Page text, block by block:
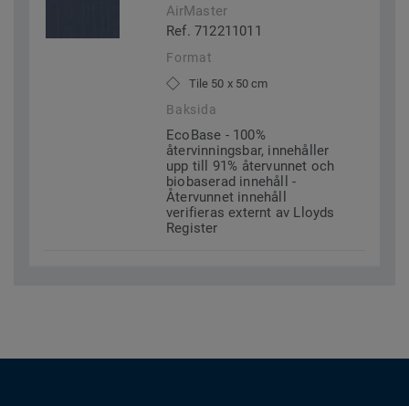
AirMaster
Ref. 712211011
Format
Tile 50 x 50 cm
Baksida
EcoBase - 100%
återvinningsbar, innehåller
upp till 91% återvunnet och
biobaserad innehåll -
Återvunnet innehåll
verifieras externt av Lloyds
Register